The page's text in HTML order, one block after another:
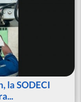
la SODECI